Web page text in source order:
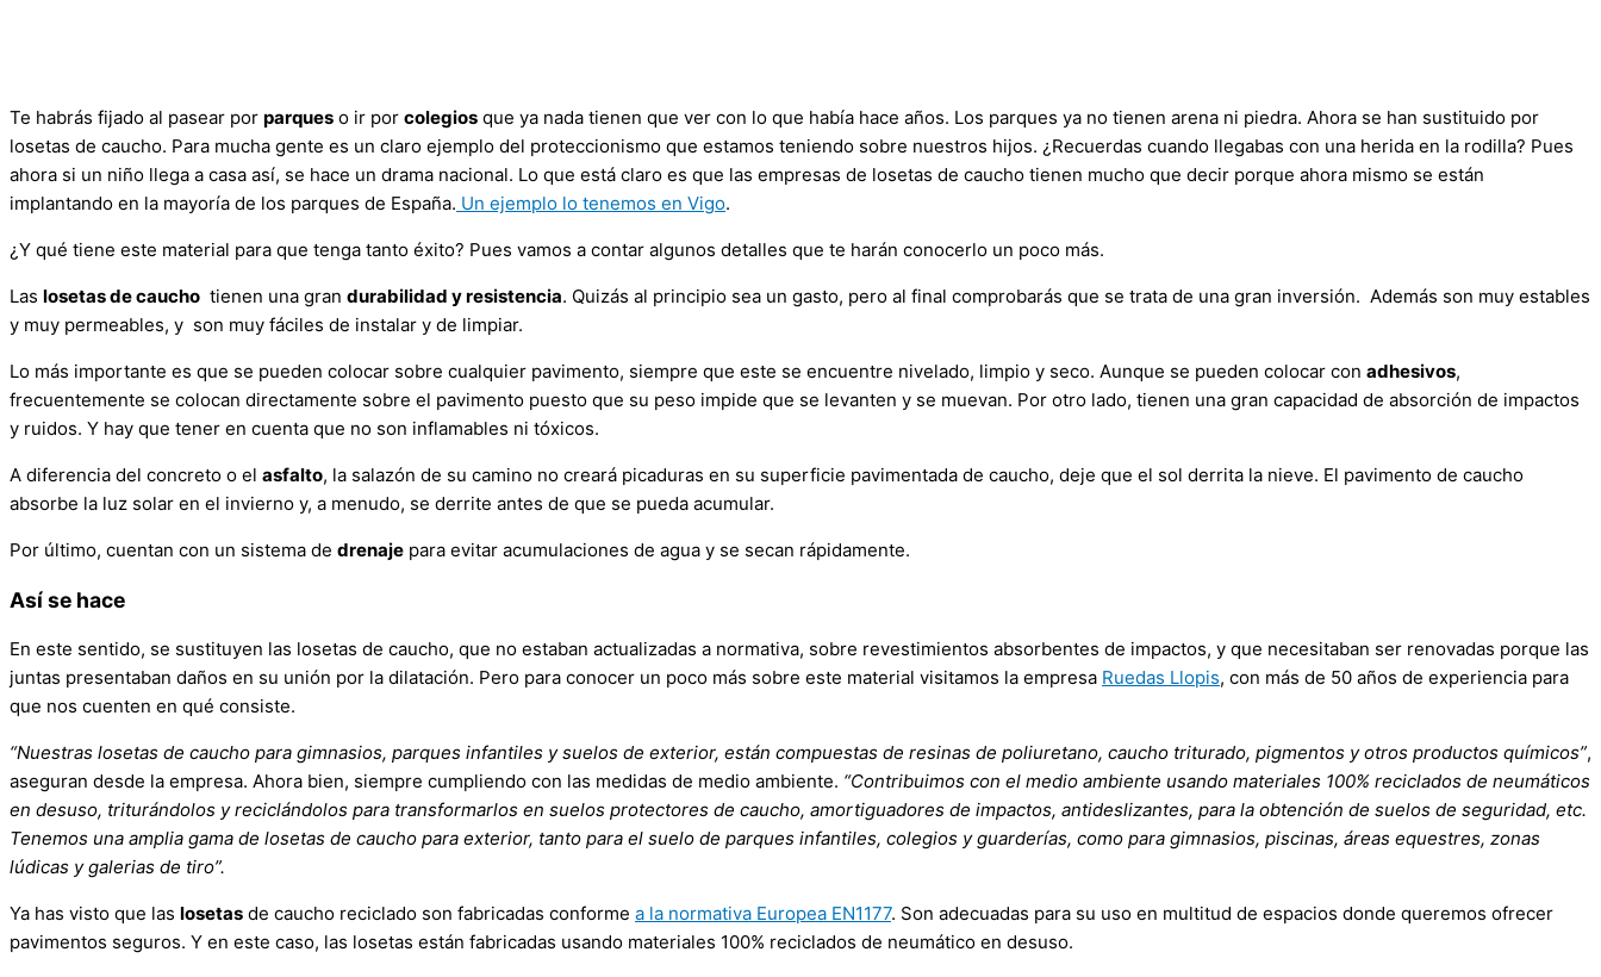
Te habrás fijado al pasear por parques o ir por colegios que ya nada tienen que ver con lo que había hace años. Los parques ya no tienen arena ni piedra. Ahora se han sustituido por
losetas de caucho. Para mucha gente es un claro ejemplo del proteccionismo que estamos teniendo sobre nuestros hijos. ¿Recuerdas cuando llegabas con una herida en la rodilla? Pues
ahora si un niño llega a casa así, se hace un drama nacional. Lo que está claro es que las empresas de losetas de caucho tienen mucho que decir porque ahora mismo se están
implantando en la mayoría de los parques de España. Un ejemplo lo tenemos en Vigo.
¿Y qué tiene este material para que tenga tanto éxito? Pues vamos a contar algunos detalles que te harán conocerlo un poco más.
Las losetas de caucho tienen una gran durabilidad y resistencia. Quizás al principio sea un gasto, pero al final comprobarás que se trata de una gran inversión. Además son muy estables
y muy permeables, y son muy fáciles de instalar y de limpiar.
Lo más importante es que se pueden colocar sobre cualquier pavimento, siempre que este se encuentre nivelado, limpio y seco. Aunque se pueden colocar con adhesivos,
frecuentemente se colocan directamente sobre el pavimento puesto que su peso impide que se levanten y se muevan. Por otro lado, tienen una gran capacidad de absorción de impactos
y ruidos. Y hay que tener en cuenta que no son inflamables ni tóxicos.
A diferencia del concreto o el asfalto, la salazón de su camino no creará picaduras en su superficie pavimentada de caucho, deje que el sol derrita la nieve. El pavimento de caucho
absorbe la luz solar en el invierno y, a menudo, se derrite antes de que se pueda acumular.
Por último, cuentan con un sistema de drenaje para evitar acumulaciones de agua y se secan rápidamente.
Así se hace
En este sentido, se sustituyen las losetas de caucho, que no estaban actualizadas a normativa, sobre revestimientos absorbentes de impactos, y que necesitaban ser renovadas porque las
juntas presentaban daños en su unión por la dilatación. Pero para conocer un poco más sobre este material visitamos la empresa Ruedas Llopis, con más de 50 años de experiencia para
que nos cuenten en qué consiste.
“Nuestras losetas de caucho para gimnasios, parques infantiles y suelos de exterior, están compuestas de resinas de poliuretano, caucho triturado, pigmentos y otros productos químicos”,
aseguran desde la empresa. Ahora bien, siempre cumpliendo con las medidas de medio ambiente. “Contribuimos con el medio ambiente usando materiales 100% reciclados de neumáticos
en desuso, triturándolos y reciclándolos para transformarlos en suelos protectores de caucho, amortiguadores de impactos, antideslizantes, para la obtención de suelos de seguridad, etc.
Tenemos una amplia gama de losetas de caucho para exterior, tanto para el suelo de parques infantiles, colegios y guarderías, como para gimnasios, piscinas, áreas equestres, zonas
lúdicas y galerias de tiro”.
Ya has visto que las losetas de caucho reciclado son fabricadas conforme a la normativa Europea EN1177. Son adecuadas para su uso en multitud de espacios donde queremos ofrecer
pavimentos seguros. Y en este caso, las losetas están fabricadas usando materiales 100% reciclados de neumático en desuso.